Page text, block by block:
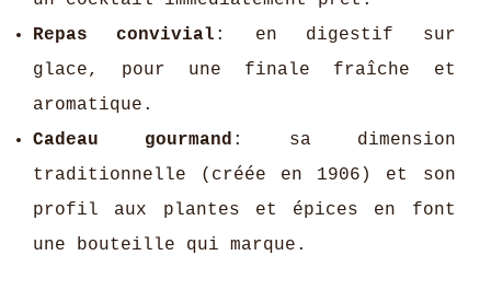
Repas convivial : en digestif sur
glace, pour une finale fraîche et
aromatique.
Cadeau gourmand : sa dimension
traditionnelle (créée en 1906) et son
profil aux plantes et épices en font
une bouteille qui marque.